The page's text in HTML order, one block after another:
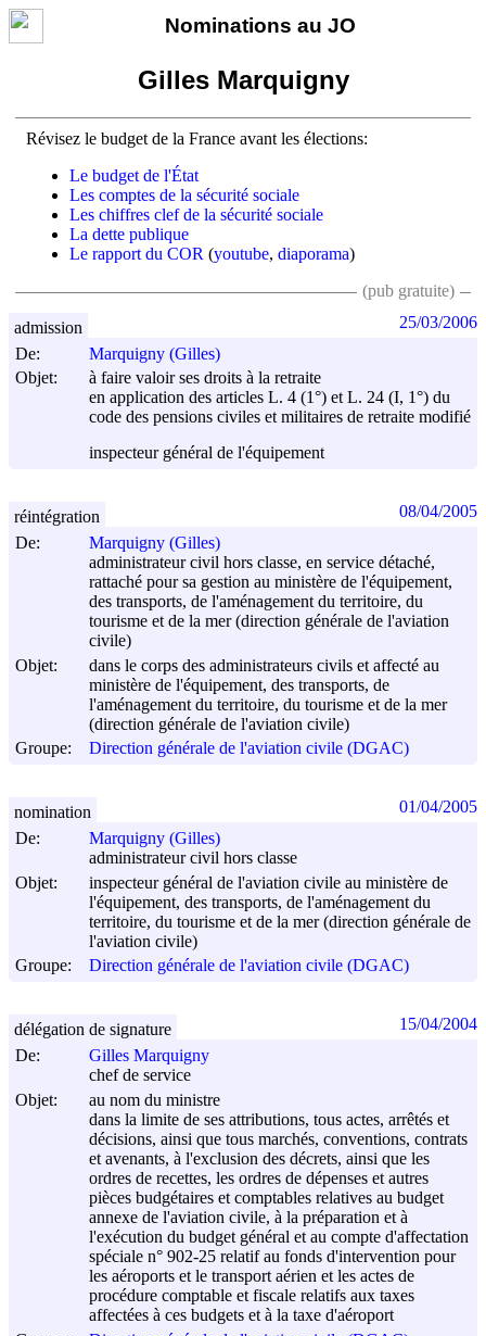
Nominations au JO
Gilles Marquigny
Révisez le budget de la France avant les élections:
Le budget de l'État
Les comptes de la sécurité sociale
Les chiffres clef de la sécurité sociale
La dette publique
Le rapport du COR (youtube, diaporama)
(pub gratuite)
De:
Marquigny (Gilles)
Objet:
à faire valoir ses droits à la retraite
en application des articles L. 4 (1°) et L. 24 (I, 1°) du
code des pensions civiles et militaires de retraite modifié
inspecteur général de l'équipement
admission 25/03/2006
De:
Marquigny (Gilles)
administrateur civil hors classe, en service détaché,
rattaché pour sa gestion au ministère de l'équipement,
des transports, de l'aménagement du territoire, du
tourisme et de la mer (direction générale de l'aviation
civile)
Objet:
dans le corps des administrateurs civils et affecté au
ministère de l'équipement, des transports, de
l'aménagement du territoire, du tourisme et de la mer
(direction générale de l'aviation civile)
Groupe:
Direction générale de l'aviation civile (DGAC)
réintégration 08/04/2005
De:
Marquigny (Gilles)
administrateur civil hors classe
Objet:
inspecteur général de l'aviation civile au ministère de
l'équipement, des transports, de l'aménagement du
territoire, du tourisme et de la mer (direction générale de
l'aviation civile)
Groupe:
Direction générale de l'aviation civile (DGAC)
nomination 01/04/2005
De:
Gilles Marquigny
chef de service
Objet:
au nom du ministre
dans la limite de ses attributions, tous actes, arrêtés et
décisions, ainsi que tous marchés, conventions, contrats
et avenants, à l'exclusion des décrets, ainsi que les
ordres de recettes, les ordres de dépenses et autres
pièces budgétaires et comptables relatives au budget
annexe de l'aviation civile, à la préparation et à
l'exécution du budget général et au compte d'affectation
spéciale n° 902-25 relatif au fonds d'intervention pour
les aéroports et le transport aérien et les actes de
procédure comptable et fiscale relatifs aux taxes
affectées à ces budgets et à la taxe d'aéroport
délégation de signature 15/04/2004